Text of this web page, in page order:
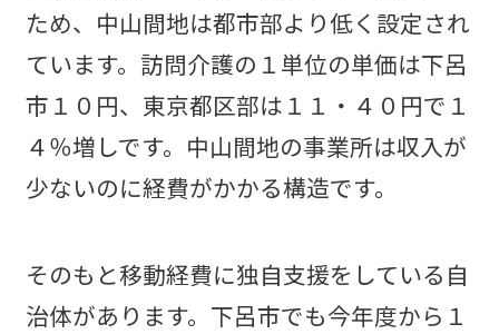
ため、中山間地は都市部より低く設定され
ています。訪問介護の１単位の単価は下呂
市１０円、東京都区部は１１・４０円で１
４％増しです。中山間地の事業所は収入が
少ないのに経費がかかる構造です。
そのもと移動経費に独自支援をしている自
治体があります。下呂市でも今年度から１